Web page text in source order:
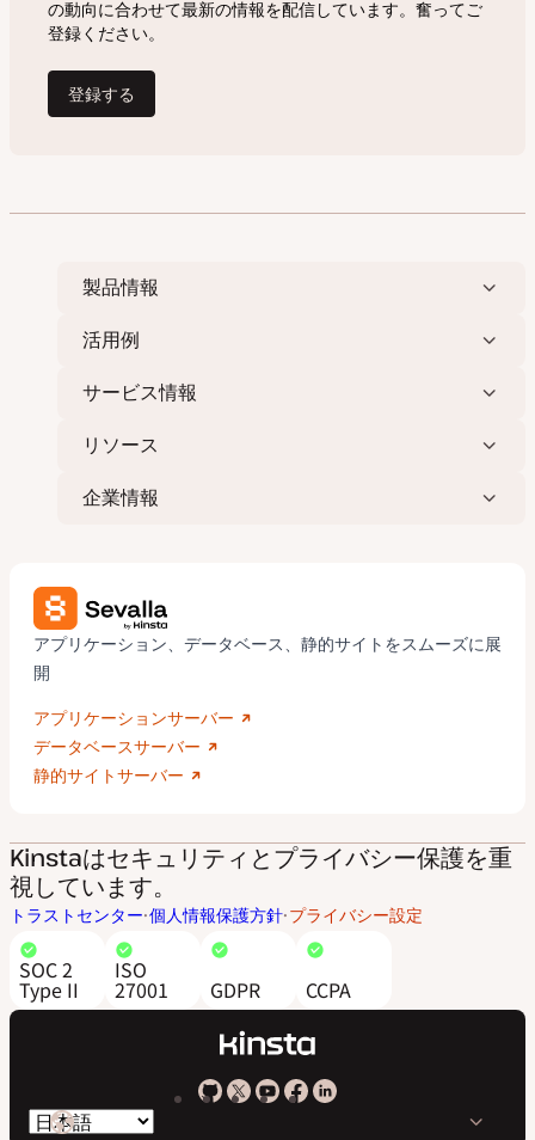
製品情報
活用例
サービス情報
リソース
企業情報
アプリケーション、データベース、静的サイトをスムーズに展
開
アプリケーションサーバー
データベースサーバー
静的サイトサーバー
Kinstaはセキュリティとプライバシー保護を重
視しています。
トラストセンター 個人情報保護方針 プライバシー設定
SOC 2
Type II
ISO
27001 GDPR CCPA
KinstaKinstaKinsta
KinstaKinsta
言